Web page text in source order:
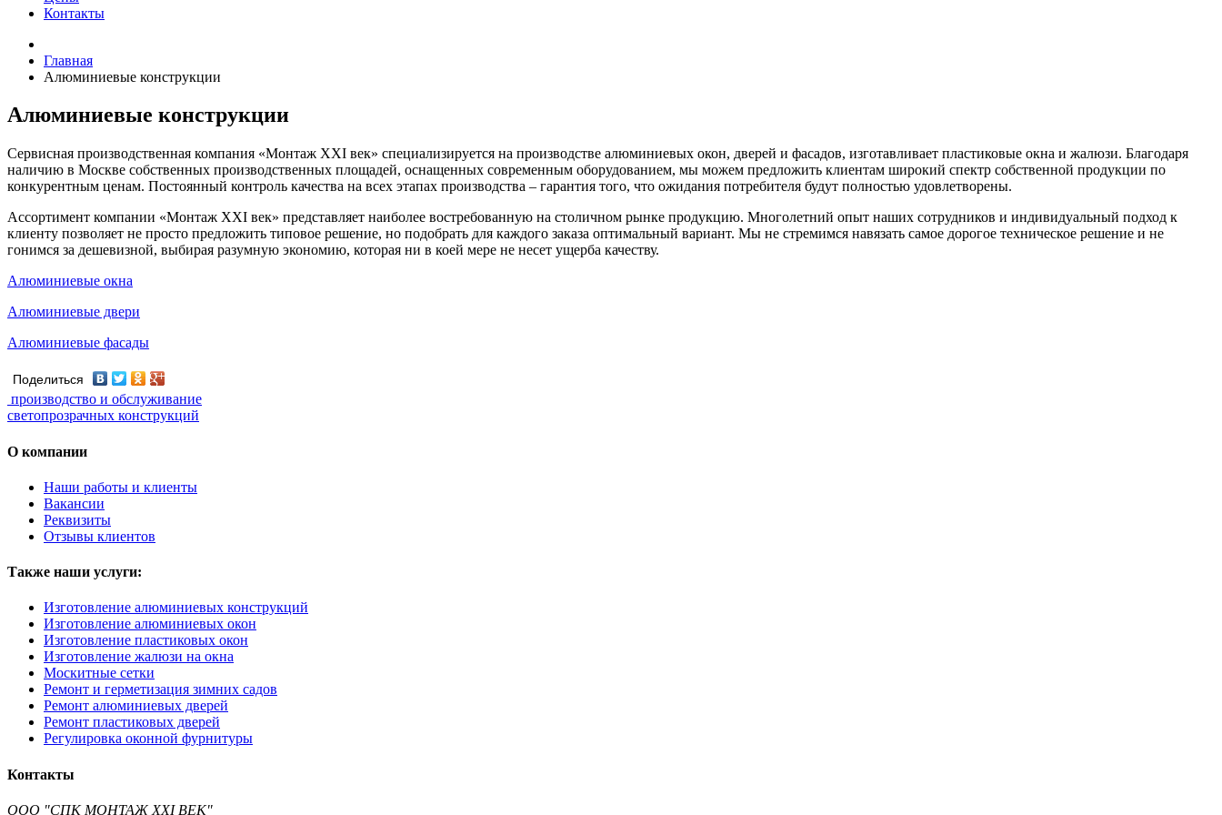
Контакты
Главная
Алюминиевые конструкции
Алюминиевые конструкции
Сервисная производственная компания «Монтаж XXI век» специализируется на производстве алюминиевых окон, дверей и фасадов, изготавливает пластиковые окна и жалюзи. Благодаря
наличию в Москве собственных производственных площадей, оснащенных современным оборудованием, мы можем предложить клиентам широкий спектр собственной продукции по
конкурентным ценам. Постоянный контроль качества на всех этапах производства – гарантия того, что ожидания потребителя будут полностью удовлетворены.
Ассортимент компании «Монтаж XXI век» представляет наиболее востребованную на столичном рынке продукцию. Многолетний опыт наших сотрудников и индивидуальный подход к
клиенту позволяет не просто предложить типовое решение, но подобрать для каждого заказа оптимальный вариант. Мы не стремимся навязать самое дорогое техническое решение и не
гонимся за дешевизной, выбирая разумную экономию, которая ни в коей мере не несет ущерба качеству.
Алюминиевые окна
Алюминиевые двери
Алюминиевые фасады
Поделиться
производство и обслуживание
светопрозрачных конструкций
О компании
Наши работы и клиенты
Вакансии
Реквизиты
Отзывы клиентов
Также наши услуги:
Изготовление алюминиевых конструкций
Изготовление алюминиевых окон
Изготовление пластиковых окон
Изготовление жалюзи на окна
Москитные сетки
Ремонт и герметизация зимних садов
Ремонт алюминиевых дверей
Ремонт пластиковых дверей
Регулировка оконной фурнитуры
Контакты
ООО "СПК МОНТАЖ XXI ВЕК"